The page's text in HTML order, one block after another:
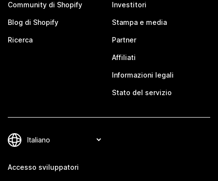
Community di Shopify
Blog di Shopify
Ricerca
Investitori
Stampa e media
Partner
Affiliati
Informazioni legali
Stato del servizio
Accesso sviluppatori